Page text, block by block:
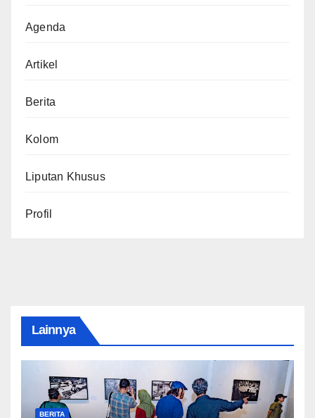
Agenda
Artikel
Berita
Kolom
Liputan Khusus
Profil
Lainnya
BERITA